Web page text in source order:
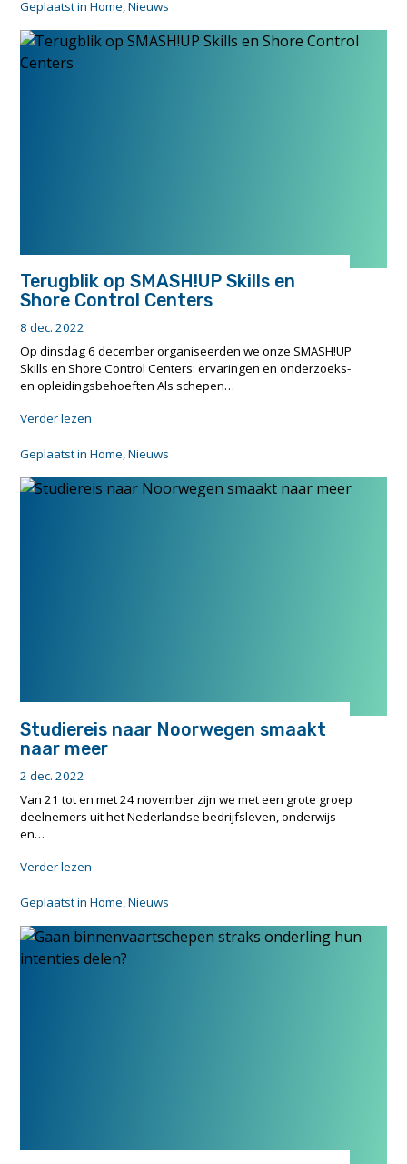
European
Safety
Geplaatst inHome,Nieuws
Terugblik op SMASH!UP Skills en
Shore Control Centers
8 dec. 2022
Op dinsdag 6 december organiseerden we onze SMASH!UP
Skills en Shore Control Centers: ervaringen en onderzoeks-
en opleidingsbehoeften Als schepen…
Verder lezen
SMASH!UP
en
Geplaatst inHome,Nieuws
Studiereis naar Noorwegen smaakt
naar meer
2 dec. 2022
Van 21 tot en met 24 november zijn we met een grote groep
deelnemers uit het Nederlandse bedrijfsleven, onderwijs
en…
Verder lezen
Noorwegen
smaakt
naar
Geplaatst inHome,Nieuws